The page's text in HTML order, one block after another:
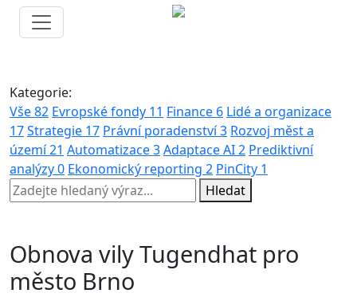
Kategorie:
Vše82 Evropské fondy 11 Finance 6 Lidé a organizace
17Strategie 17 Právní poradenství3 Rozvoj měst a
území21 Automatizace3Adaptace AI2 Prediktivní
analýzy0 Ekonomický reporting 2 PinCity 1
Hledat
Obnova vily Tugendhat pro
město Brno